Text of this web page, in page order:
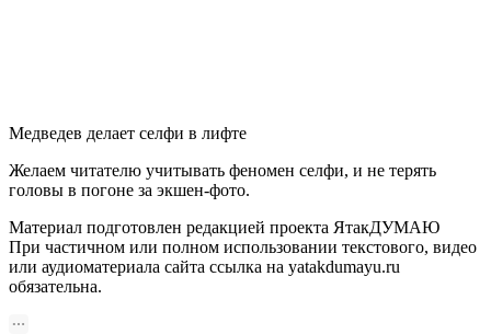
Медведев делает селфи в лифте
Желаем читателю учитывать феномен селфи, и не терять
головы в погоне за экшен-фото.
Материал подготовлен редакцией проекта ЯтакДУМАЮ
При частичном или полном использовании текстового, видео
или аудиоматериала сайта ссылка на yatakdumayu.ru
обязательна.